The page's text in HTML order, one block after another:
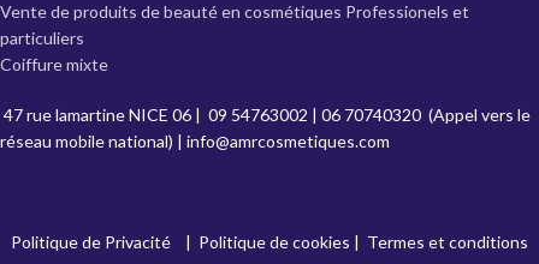
Vente de produits de beauté en cosmétiques Professionels et
particuliers
Coiffure mixte
47 rue lamartine NICE 06 | 09 54763002 | 06 70740320 (Appel vers le
réseau mobile national) | info@amrcosmetiques.com
Politique de Privacité | Politique de cookies | Termes et conditions